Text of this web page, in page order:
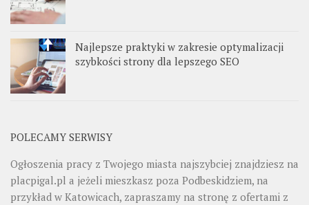
Najlepsze praktyki w zakresie optymalizacji
szybkości strony dla lepszego SEO
POLECAMY SERWISY
Ogłoszenia pracy z Twojego miasta najszybciej znajdziesz na
placpigal.pl a jeżeli mieszkasz poza Podbeskidziem, na
przykład w Katowicach, zapraszamy na stronę z ofertami z